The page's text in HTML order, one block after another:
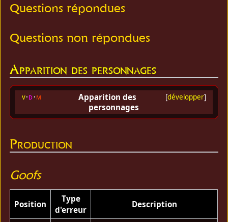
Questions répondues
Questions non répondues
Apparition des personnages
[développer]
v d m
Apparition des
personnages
Production
Goofs
Position
Type
d'erreur
Description